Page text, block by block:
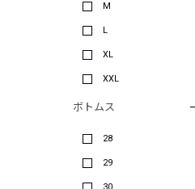
M
L
XL
XXL
ボトムス
28
29